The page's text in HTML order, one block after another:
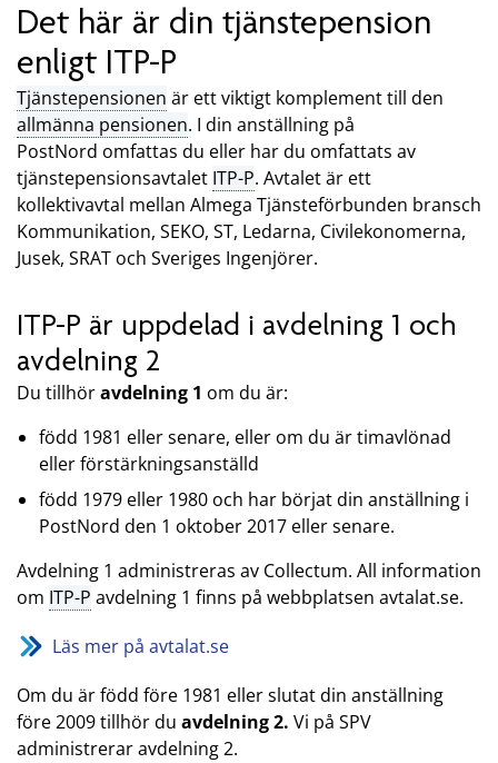
Det här är din tjänstepension
enligt ITP-P
Tjänstepensionen är ett viktigt komplement till den
allmänna pensionen. I din anställning på
PostNord omfattas du eller har du omfattats av
tjänstepensionsavtalet ITP-P. Avtalet är ett
kollektivavtal mellan Almega Tjänsteförbunden bransch
Kommunikation, SEKO, ST, Ledarna, Civilekonomerna,
Jusek, SRAT och Sveriges Ingenjörer.
ITP-P är uppdelad i avdelning 1 och
avdelning 2
Du tillhöravdelning 1 om du är:
född 1981 eller senare, eller om du är timavlönad
eller förstärkningsanställd
född 1979 eller 1980 och har börjat din anställning i
PostNord den 1 oktober 2017 eller senare.
Avdelning 1 administreras av Collectum. All information
om ITP-P avdelning 1 finns på webbplatsen avtalat.se.
Läs mer på avtalat.se
Om du är född före 1981 eller slutat din anställning
före 2009 tillhör du avdelning 2. Vi på SPV
administrerar avdelning 2.